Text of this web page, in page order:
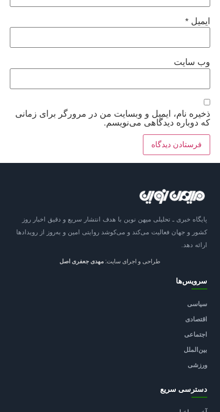
ایمیل *
وب‌ سایت
ذخیره نام، ایمیل و وبسایت من در مرورگر برای زمانی
که دوباره دیدگاهی می‌نویسم.
پایگاه خبری ـ تحلیلی میهن نوین با هدف انتشار سریع و دقیق اخبار روز
کشور و جهان فعالیت می‌کند و می‌کوشد روایتی امین و به‌روز از رویدادها
ارائه دهد.
طراحی و اجرای سایت: مهدی جعفری اصل
سرویس‌ها
سیاسی
اقتصادی
اجتماعی
بین‌الملل
ورزشی
دسترسی سریع